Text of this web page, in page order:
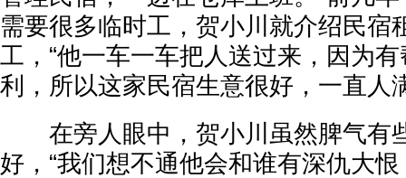
需要很多临时工，贺小川就介绍民宿
工，“他一车一车把人送过来，因为
利，所以这家民宿生意很好，一直人
在旁人眼中，贺小川虽然脾气有
好，“我们想不通他会和谁有深仇大